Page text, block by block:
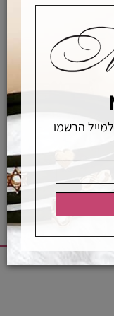
רכישה מאובטחת
הרשמו